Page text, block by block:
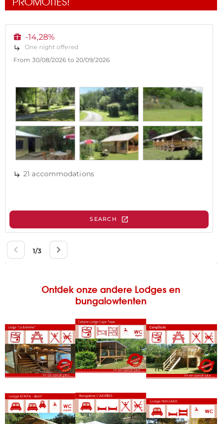
Ontdek onze andere Lodges en
bungalowtenten